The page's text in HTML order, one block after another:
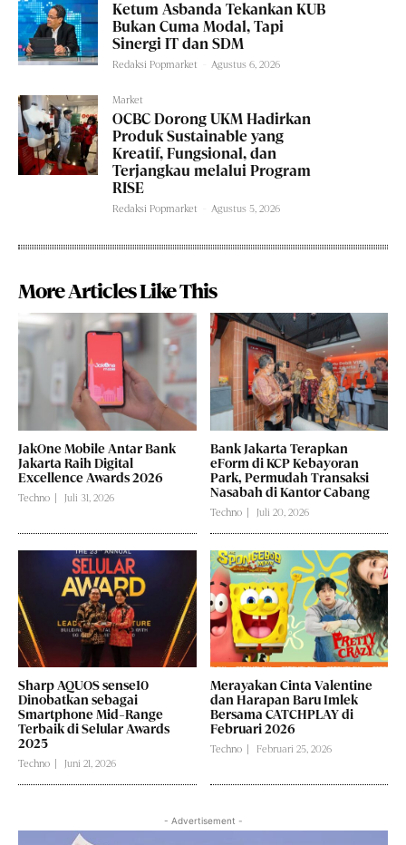
Ketum Asbanda Tekankan KUB
Bukan Cuma Modal, Tapi
Sinergi IT dan SDM
Redaksi Popmarket Agustus 6, 2026
Market
OCBC Dorong UKM Hadirkan
Produk Sustainable yang
Kreatif, Fungsional, dan
Terjangkau melalui Program
RISE
Redaksi Popmarket Agustus 5, 2026
More Articles Like This
JakOne Mobile Antar Bank
Jakarta Raih Digital
Excellence Awards 2026
Techno Juli 31, 2026
Bank Jakarta Terapkan
eForm di KCP Kebayoran
Park, Permudah Transaksi
Nasabah di Kantor Cabang
Techno Juli 20, 2026
Sharp AQUOS sense10
Dinobatkan sebagai
Smartphone Mid-Range
Terbaik di Selular Awards
2025
Techno Juni 21, 2026
Merayakan Cinta Valentine
dan Harapan Baru Imlek
Bersama CATCHPLAY di
Februari 2026
Techno Februari 25, 2026
- Advertisement -